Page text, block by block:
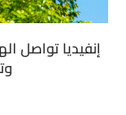
إنفيديا تواصل